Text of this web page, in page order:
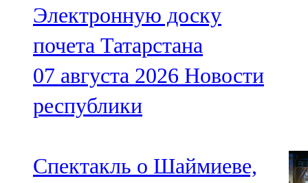
Электронную доску
почета Татарстана
07 августа 2026 Новости
республики
Спектакль о Шаймиеве,